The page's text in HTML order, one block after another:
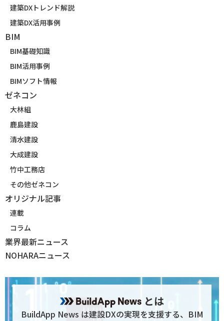
建築DXトレンド解説
建築DX活用事例
BIM
BIM基礎知識
BIM活用事例
BIMソフト情報
ゼネコン
大林組
鹿島建設
清水建設
大成建設
竹中工務店
その他ゼネコン
オリジナル記事
連載
コラム
業界最新ニュース
NOHARAニュース
とは
BuildApp News は建設DXの実現を支援する、BIM